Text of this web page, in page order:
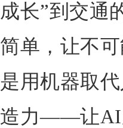
成长”到交通
简单，让不
是用机器取
造力——让AI